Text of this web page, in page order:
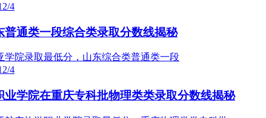
4
普通类一段综合类录取分数线揭秘
4
业学院在重庆专科批物理类类录取分数线揭秘